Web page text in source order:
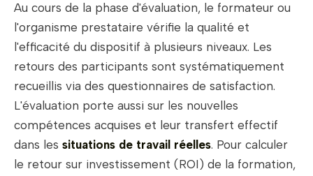
Au cours de la phase d'évaluation, le formateur ou
l'organisme prestataire vérifie la qualité et
l'efficacité du dispositif à plusieurs niveaux. Les
retours des participants sont systématiquement
recueillis via des questionnaires de satisfaction.
L'évaluation porte aussi sur les nouvelles
compétences acquises et leur transfert effectif
dans les situations de travail réelles. Pour calculer
le retour sur investissement (ROI) de la formation,